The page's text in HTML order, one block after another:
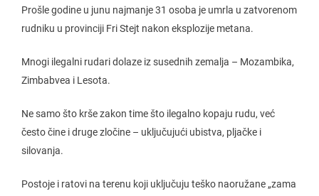
Prošle godine u junu najmanje 31 osoba je umrla u zatvorenom
rudniku u provinciji Fri Stejt nakon eksplozije metana.
Mnogi ilegalni rudari dolaze iz susednih zemalja – Mozambika,
Zimbabvea i Lesota.
Ne samo što krše zakon time što ilegalno kopaju rudu, već
često čine i druge zločine – uključujući ubistva, pljačke i
silovanja.
Postoje i ratovi na terenu koji uključuju teško naoružane „zama